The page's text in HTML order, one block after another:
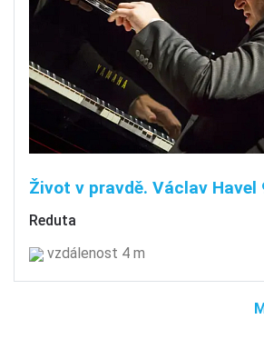
Život v pravdě. Václav Havel
Reduta
vzdálenost 4 m